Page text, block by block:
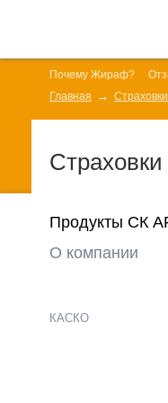
Почему Жираф?
Главная
Страховки
Страховки
Продукты СК
О компании
КАСКО